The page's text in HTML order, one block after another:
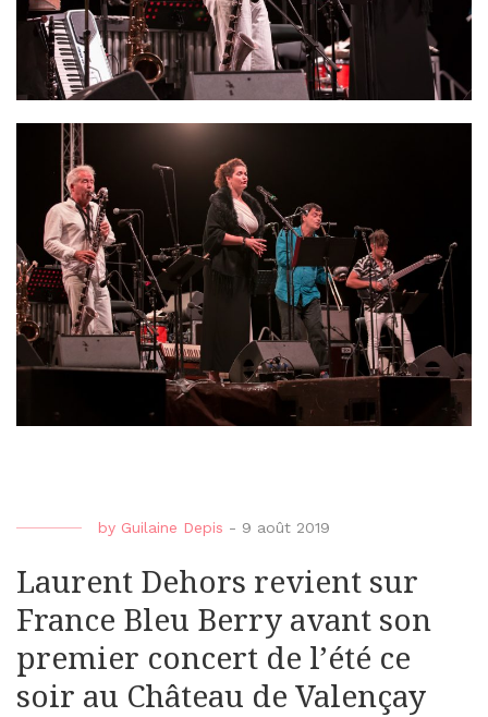
by Guilaine Depis - 9 août 2019
Laurent Dehors revient sur
France Bleu Berry avant son
premier concert de l’été ce
soir au Château de Valençay